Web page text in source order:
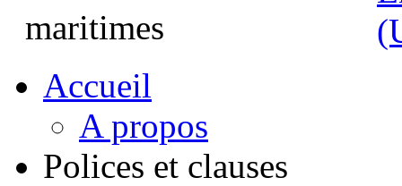
Accueil
A propos
Polices et clauses